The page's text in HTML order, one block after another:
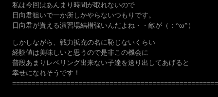
私は今回はあんまり時間が取れないので
日向君狙いで一か所しかやらないつもりです。
日向君が貰える演習場結構強いんだよね・・敵が（；^ω^）
しかしながら、戦力拡充の名に恥じないくらい
経験値は美味しいと思うので是非この機会に
普段あまりレベリング出来ない子達を送り出してあげると
幸せになれそうです！